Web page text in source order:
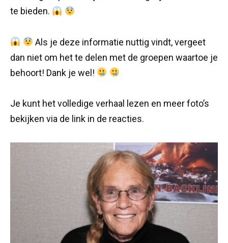
te bieden.
Als je deze informatie nuttig vindt, vergeet
dan niet om het te delen met de groepen waartoe je
behoort! Dank je wel!
Je kunt het volledige verhaal lezen en meer foto’s
bekijken via de link in de reacties.